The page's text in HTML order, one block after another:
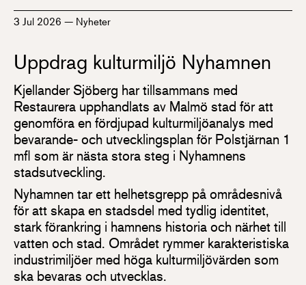
3 Jul 2026 — Nyheter
Uppdrag kulturmiljö Nyhamnen
Kjellander Sjöberg har tillsammans med
Restaurera upphandlats av Malmö stad för att
genomföra en fördjupad kulturmiljöanalys med
bevarande- och utvecklingsplan för Polstjärnan 1
mfl som är nästa stora steg i Nyhamnens
stadsutveckling.
Nyhamnen tar ett helhetsgrepp på områdesnivå
för att skapa en stadsdel med tydlig identitet,
stark förankring i hamnens historia och närhet till
vatten och stad. Området rymmer karakteristiska
industrimiljöer med höga kulturmiljövärden som
ska bevaras och utvecklas.